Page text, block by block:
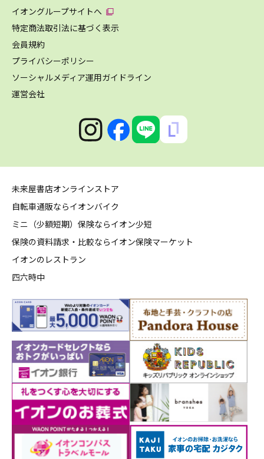
イオングループサイトへ
特定商法取引法に基づく表示
会員規約
プライバシーポリシー
ソーシャルメディア運用ガイドライン
運営会社
未来屋書店オンラインストア
自転車通販ならイオンバイク
ミニ（少額短期）保険ならイオン少短
保険の資料請求・比較ならイオン保険マーケット
イオンのレストラン
四六時中